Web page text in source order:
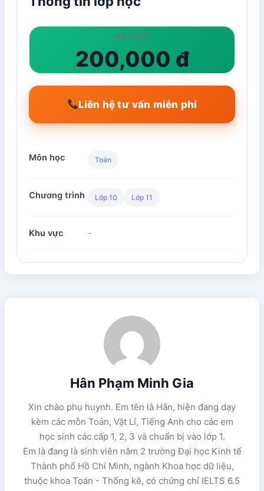
HỌC PHÍ
200,000 đ
Liên hệ tư vấn miễn phí
Môn học Toán
Chương trình Lớp 10 Lớp 11
Khu vực -
Hân Phạm Minh Gia
Xin chào phụ huynh. Em tên là Hân, hiện đang dạy
kèm các môn Toán, Vật Lí, Tiếng Anh cho các em
học sinh các cấp 1, 2, 3 và chuẩn bị vào lớp 1.
Em là đang là sinh viên năm 2 trường Đại học Kinh tế
Thành phố Hồ Chí Minh, ngành Khoa học dữ liệu,
thuộc khoa Toán - Thống kê, có chứng chỉ IELTS 6.5